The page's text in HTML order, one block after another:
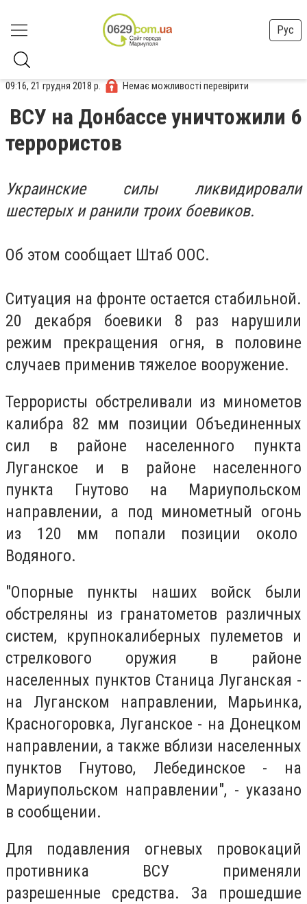
Рус
09:16, 21 грудня 2018 р. Немає можливості перевірити
ВСУ на Донбассе уничтожили 6
террористов
Украинские силы ликвидировали
шестерых и ранили троих боевиков.
Об этом сообщает Штаб ООС.
Ситуация на фронте остается стабильной.
20 декабря боевики 8 раз нарушили
режим прекращения огня, в половине
случаев применив тяжелое вооружение.
Террористы обстреливали из минометов
калибра 82 мм позиции Объединенных
сил в районе населенного пункта
Луганское и в районе населенного
пункта Гнутово на Мариупольском
направлении, а под минометный огонь
из 120 мм попали позиции около
Водяного.
"Опорные пункты наших войск были
обстреляны из гранатометов различных
систем, крупнокалиберных пулеметов и
стрелкового оружия в районе
населенных пунктов Станица Луганская -
на Луганском направлении, Марьинка,
Красногоровка, Луганское - на Донецком
направлении, а также вблизи населенных
пунктов Гнутово, Лебединское - на
Мариупольском направлении", - указано
в сообщении.
Для подавления огневых провокаций
противника ВСУ применяли
разрешенные средства. За прошедшие